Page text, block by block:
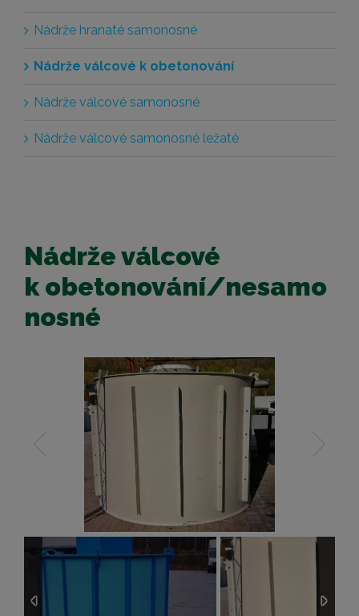
Nádrže válcové
k obetonování/nesamo
nosné
Nádrže hranaté samonosné
Nádrže válcové k obetonování
Nádrže válcové samonosné
Nádrže válcové samonosné ležaté